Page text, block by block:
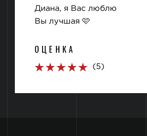
Диана, я Вас люблю
Вы лучшая 🩷
ОЦЕНКА
(5)